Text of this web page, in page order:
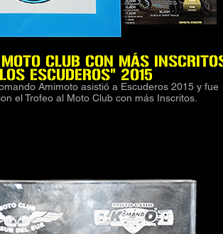
CLUB CON MÁS
ESCUDEROS" 2015
Amimoto asistió a Escuderos 2015 y fue
el Trofeo al Moto Club con más Inscritos.